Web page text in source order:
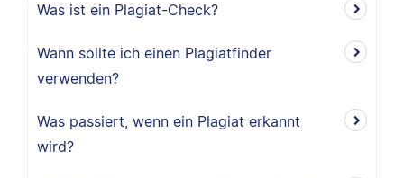
Was ist ein Plagiat-Check?
Wann sollte ich einen Plagiatfinder
verwenden?
Was passiert, wenn ein Plagiat erkannt
wird?